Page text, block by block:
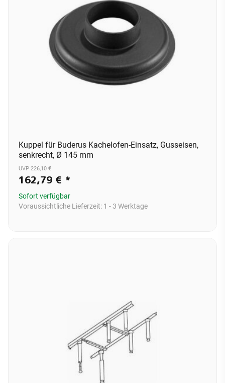
Kuppel für Buderus Kachelofen-Einsatz, Gusseisen,
senkrecht, Ø 145 mm
UVP 226,10 €
162,79 € *
Sofort verfügbar
Voraussichtliche Lieferzeit: 1 - 3 Werktage